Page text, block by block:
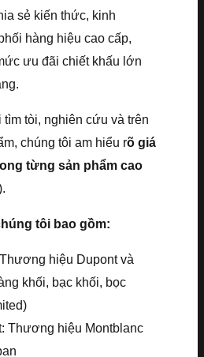
sẻ kiến thức, kinh
hàng hiệu cao cấp,
ưu đãi chiết khấu lớn
tòi, nghiên cứu và trên
chúng tôi am hiểu rõ giá
từng sản phẩm cao
tôi bao gồm:
hiệu Dupont và
khối, bạc khối, bọc
Thương hiệu Montblanc